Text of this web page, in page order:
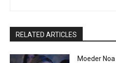
RELATED ARTICLES
Moeder